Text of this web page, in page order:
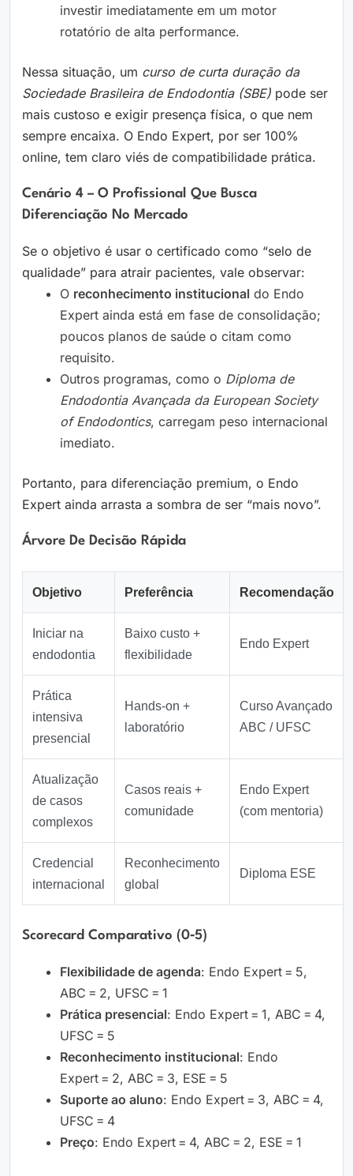
investir imediatamente em um motor
rotatório de alta performance.
Nessa situação, um curso de curta duração da
Sociedade Brasileira de Endodontia (SBE) pode ser
mais custoso e exigir presença física, o que nem
sempre encaixa. O Endo Expert, por ser 100%
online, tem claro viés de compatibilidade prática.
Cenário 4 – O Profissional Que Busca
Diferenciação No Mercado
Se o objetivo é usar o certificado como “selo de
qualidade” para atrair pacientes, vale observar:
O reconhecimento institucional do Endo
Expert ainda está em fase de consolidação;
poucos planos de saúde o citam como
requisito.
Outros programas, como o Diploma de
Endodontia Avançada da European Society
of Endodontics, carregam peso internacional
imediato.
Portanto, para diferenciação premium, o Endo
Expert ainda arrasta a sombra de ser “mais novo”.
Árvore De Decisão Rápida
Objetivo Preferência Recomendação
Iniciar na
endodontia
Baixo custo +
flexibilidade
Endo Expert
Prática
intensiva
presencial
Hands‑on +
laboratório
Curso Avançado
ABC / UFSC
Atualização
de casos
complexos
Casos reais +
comunidade
Endo Expert
(com mentoria)
Credencial
internacional
Reconhecimento
global
Diploma ESE
Scorecard Comparativo (0‑5)
Flexibilidade de agenda: Endo Expert = 5,
ABC = 2, UFSC = 1
Prática presencial: Endo Expert = 1, ABC = 4,
UFSC = 5
Reconhecimento institucional: Endo
Expert = 2, ABC = 3, ESE = 5
Suporte ao aluno: Endo Expert = 3, ABC = 4,
UFSC = 4
Preço: Endo Expert = 4, ABC = 2, ESE = 1